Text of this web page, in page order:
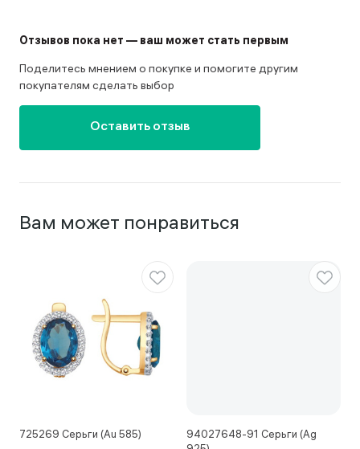
Отзывов пока нет — ваш может стать первым
Поделитесь мнением о покупке и помогите другим
покупателям сделать выбор
Оставить отзыв
Вам может понравиться
725269 Серьги (Au 585)
94027648-91 Серьги (Ag